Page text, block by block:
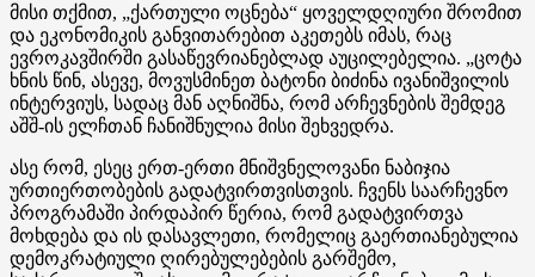
მისი თქმით, „ქართული ოცნება“ ყოველდღიური შრომით
და ეკონომიკის განვითარებით აკეთებს იმას, რაც
ევროკავშირში გასაწევრიანებლად აუცილებელია. „ცოტა
ხნის წინ, ასევე, მოვუსმინეთ ბატონი ბიძინა ივანიშვილის
ინტერვიუს, სადაც მან აღნიშნა, რომ არჩევნების შემდეგ
აშშ-ის ელჩთან ჩანიშნულია მისი შეხვედრა.
ასე რომ, ესეც ერთ-ერთი მნიშვნელოვანი ნაბიჯია
ურთიერთობების გადატვირთვისთვის. ჩვენს საარჩევნო
პროგრამაში პირდაპირ წერია, რომ გადატვირთვა
მოხდება და ის დასავლეთი, რომელიც გაერთიანებულია
დემოკრატიული ღირებულებების გარშემო,